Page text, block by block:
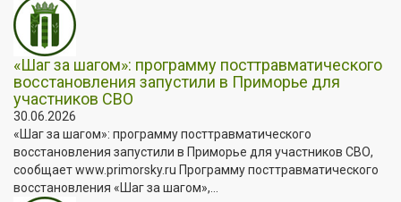
«Шаг за шагом»: программу посттравматического
восстановления запустили в Приморье для
участников СВО
30.06.2026
«Шаг за шагом»: программу посттравматического
восстановления запустили в Приморье для участников СВО,
сообщает www.primorsky.ru Программу посттравматического
восстановления «Шаг за шагом»,...